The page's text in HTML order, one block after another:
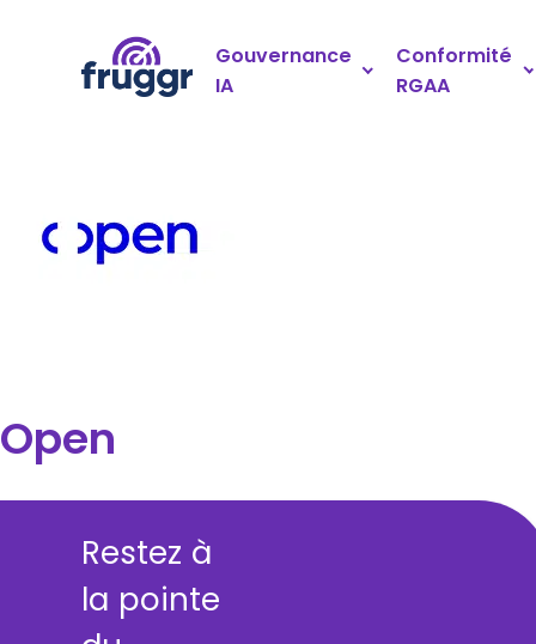
Gouvernance
IA
Conformité
RGAA
Open
Restez à
la pointe